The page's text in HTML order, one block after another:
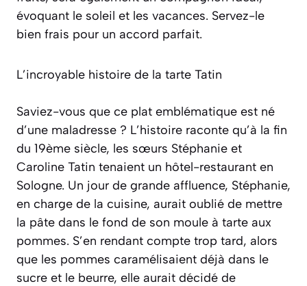
évoquant le soleil et les vacances. Servez-le
bien frais pour un accord parfait.
L’incroyable histoire de la tarte Tatin
Saviez-vous que ce plat emblématique est né
d’une maladresse ? L’histoire raconte qu’à la fin
du 19ème siècle, les sœurs Stéphanie et
Caroline Tatin tenaient un hôtel-restaurant en
Sologne. Un jour de grande affluence, Stéphanie,
en charge de la cuisine, aurait oublié de mettre
la pâte dans le fond de son moule à tarte aux
pommes. S’en rendant compte trop tard, alors
que les pommes caramélisaient déjà dans le
sucre et le beurre, elle aurait décidé de